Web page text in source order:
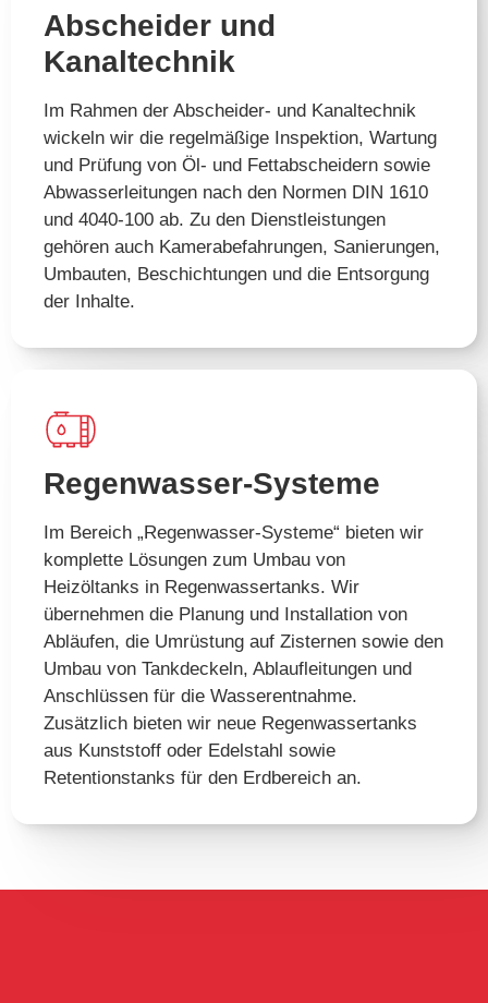
Abscheider und
Kanaltechnik
Im Rahmen der Abscheider- und Kanaltechnik
wickeln wir die regelmäßige Inspektion, Wartung
und Prüfung von Öl- und Fettabscheidern sowie
Abwasserleitungen nach den Normen DIN 1610
und 4040-100 ab. Zu den Dienstleistungen
gehören auch Kamerabefahrungen, Sanierungen,
Umbauten, Beschichtungen und die Entsorgung
der Inhalte.
Regenwasser-Systeme
Im Bereich „Regenwasser-Systeme“ bieten wir
komplette Lösungen zum Umbau von
Heizöltanks in Regenwassertanks. Wir
übernehmen die Planung und Installation von
Abläufen, die Umrüstung auf Zisternen sowie den
Umbau von Tankdeckeln, Ablaufleitungen und
Anschlüssen für die Wasserentnahme.
Zusätzlich bieten wir neue Regenwassertanks
aus Kunststoff oder Edelstahl sowie
Retentionstanks für den Erdbereich an.